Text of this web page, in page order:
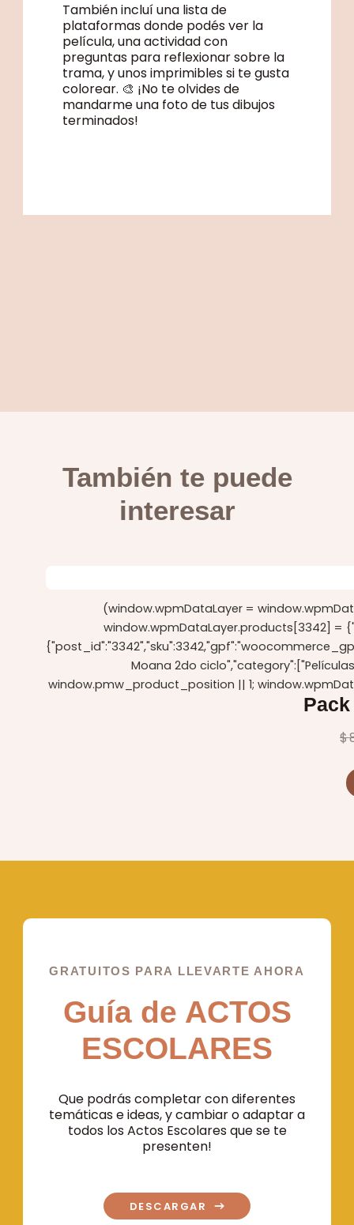
También incluí una lista de
plataformas donde podés ver la
película, una actividad con
preguntas para reflexionar sobre la
trama, y unos imprimibles si te gusta
colorear. 🎨 ¡No te olvides de
mandarme una foto de tus dibujos
terminados!
También te puede
interesar
(window.wpmDataLayer =
window.wpmDataLayer.products[3342] =
Moana 2do
window.pmw_product_position || 1;
$
GRATUITOS PARA LLEVARTE AHORA
Guía de ACTOS
ESCOLARES
Que podrás completar con diferentes
temáticas e ideas, y cambiar o adaptar a
todos los Actos Escolares que se te
presenten!
DESCARGAR